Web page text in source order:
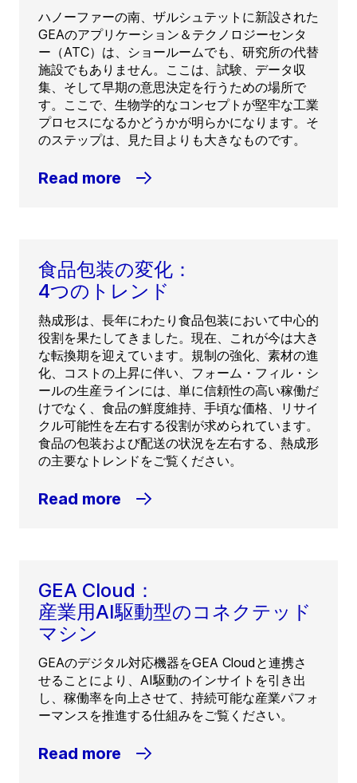
ハノーファーの南、ザルシュテットに新設された
GEAのアプリケーション＆テクノロジーセンタ
ー（ATC）は、ショールームでも、研究所の代替
施設でもありません。ここは、試験、データ収
集、そして早期の意思決定を行うための場所で
す。ここで、生物学的なコンセプトが堅牢な工業
プロセスになるかどうかが明らかになります。そ
のステップは、見た目よりも大きなものです。
Read more
食品包装の変化：
4つのトレンド
熱成形は、長年にわたり食品包装において中心的
役割を果たしてきました。現在、これが今は大き
な転換期を迎えています。規制の強化、素材の進
化、コストの上昇に伴い、フォーム・フィル・シ
ールの生産ラインには、単に信頼性の高い稼働だ
けでなく、食品の鮮度維持、手頃な価格、リサイ
クル可能性を左右する役割が求められています。
食品の包装および配送の状況を左右する、熱成形
の主要なトレンドをご覧ください。
Read more
GEA Cloud：
産業用AI駆動型のコネクテッド
マシン
GEAのデジタル対応機器をGEA Cloudと連携さ
せることにより、AI駆動のインサイトを引き出
し、稼働率を向上させて、持続可能な産業パフォ
ーマンスを推進する仕組みをご覧ください。
Read more